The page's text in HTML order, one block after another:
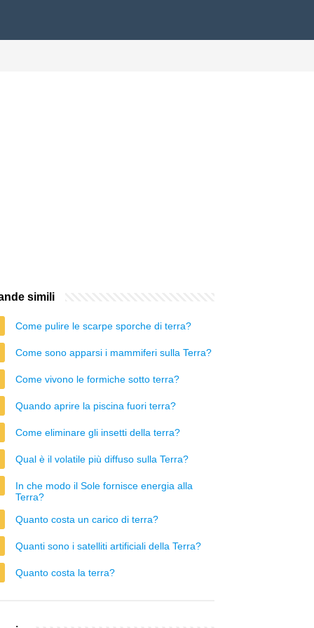
simili
Come pulire le scarpe sporche di terra?
Come sono apparsi i mammiferi sulla Terra?
Come vivono le formiche sotto terra?
Quando aprire la piscina fuori terra?
Come eliminare gli insetti della terra?
Qual è il volatile più diffuso sulla Terra?
In che modo il Sole fornisce energia alla
Terra?
Quanto costa un carico di terra?
Quanti sono i satelliti artificiali della Terra?
Quanto costa la terra?